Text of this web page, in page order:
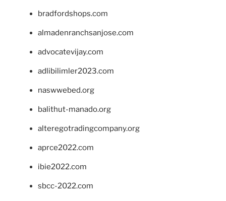
bradfordshops.com
almadenranchsanjose.com
advocatevijay.com
adlibilimler2023.com
naswwebed.org
balithut-manado.org
alteregotradingcompany.org
aprce2022.com
ibie2022.com
sbcc-2022.com